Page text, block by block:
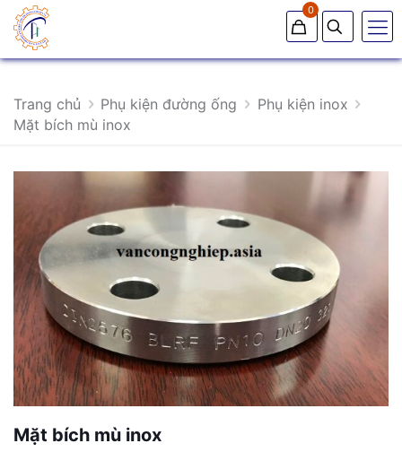
0
Trang chủ Phụ kiện đường ống
Phụ kiện inox
Mặt bích mù inox
Mặt bích mù inox